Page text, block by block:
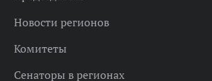
Новости регионов
Комитеты
Сенаторы в регионах